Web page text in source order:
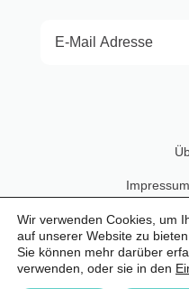
Media
Wir verwenden Cookies, um
auf unserer Website zu bieten.
Sie können mehr darüber
verwenden, oder sie in den